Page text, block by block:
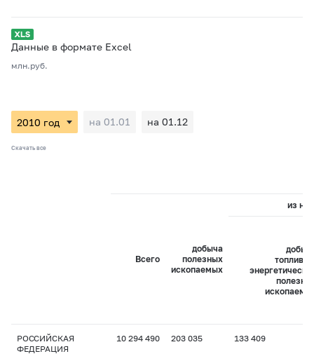
Данные в формате Excel
млн.руб.
на 01.01 на 01.12
Скачать все
Всего
добыча
полезных
ископаемых
из
РОССИЙСКАЯ
ФЕДЕРАЦИЯ
10 294 490 203 035 133 409